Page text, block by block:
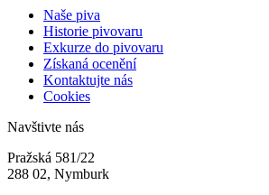
Naše piva
Historie pivovaru
Exkurze do pivovaru
Získaná ocenění
Kontaktujte nás
Cookies
Navštivte nás
Pražská 581/22
288 02, Nymburk